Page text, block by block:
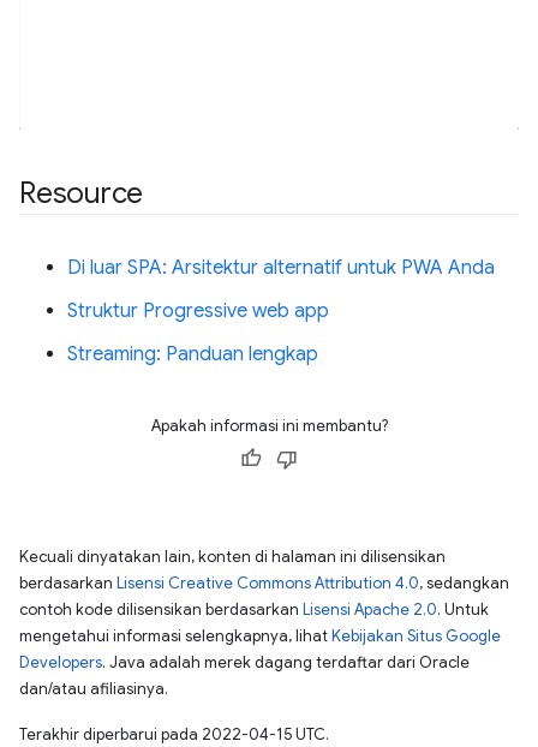
Resource
Di luar SPA: Arsitektur alternatif untuk PWA Anda
Struktur Progressive web app
Streaming: Panduan lengkap
Apakah informasi ini membantu?
Kecuali dinyatakan lain, konten di halaman ini dilisensikan
berdasarkan Lisensi Creative Commons Attribution 4.0, sedangkan
contoh kode dilisensikan berdasarkan Lisensi Apache 2.0. Untuk
mengetahui informasi selengkapnya, lihatKebijakan Situs Google
Developers. Java adalah merek dagang terdaftar dari Oracle
dan/atau afiliasinya.
Terakhir diperbarui pada 2022-04-15 UTC.